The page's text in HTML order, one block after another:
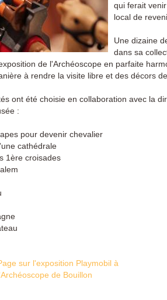
qui ferait
local de
Une dizaine
dans sa
de l'Archéoscope en parfaite
à rendre la visite libre et des décors
ont été choisie en collaboration avec la
:
pour devenir chevalier
cathédrale
1ère croisades
sur l'exposition Playmobil à
de Bouillon